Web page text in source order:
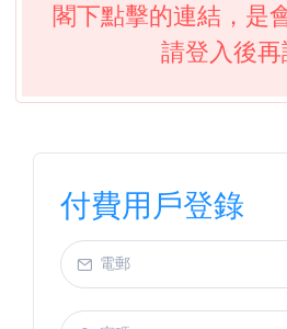
閣下點擊的連結，是
請登入後再
付費用戶登錄